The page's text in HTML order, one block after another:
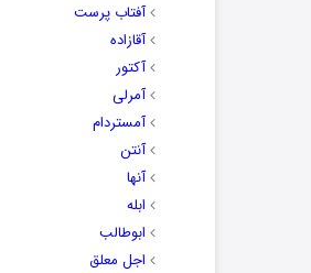
آفتاب پرست
آقازاده
آکتور
آمرلی
آمستردام
آنتن
آنها
ابله
ابوطالب
اجل معلق